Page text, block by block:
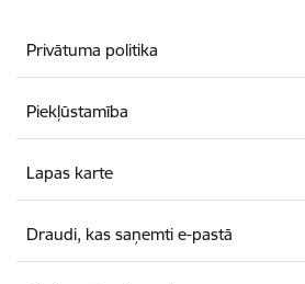
Privātuma politika
Piekļūstamība
Lapas karte
Draudi, kas saņemti e-pastā